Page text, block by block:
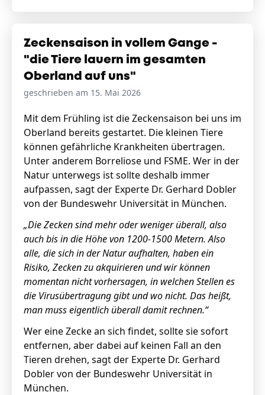
Zeckensaison in vollem Gange -
"die Tiere lauern im gesamten
Oberland auf uns"
geschrieben am 15. Mai 2026
Mit dem Frühling ist die Zeckensaison bei uns im
Oberland bereits gestartet. Die kleinen Tiere
können gefährliche Krankheiten übertragen.
Unter anderem Borreliose und FSME. Wer in der
Natur unterwegs ist sollte deshalb immer
aufpassen, sagt der Experte Dr. Gerhard Dobler
von der Bundeswehr Universität in München.
„Die Zecken sind mehr oder weniger überall, also
auch bis in die Höhe von 1200-1500 Metern. Also
alle, die sich in der Natur aufhalten, haben ein
Risiko, Zecken zu akquirieren und wir können
momentan nicht vorhersagen, in welchen Stellen es
die Virusübertragung gibt und wo nicht. Das heißt,
man muss eigentlich überall damit rechnen.“
Wer eine Zecke an sich findet, sollte sie sofort
entfernen, aber dabei auf keinen Fall an den
Tieren drehen, sagt der Experte Dr. Gerhard
Dobler von der Bundeswehr Universität in
München.